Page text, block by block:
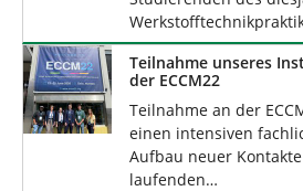
Teilnahme unseres
der ECCM22
Teilnahme an der
einen intensiven
Aufbau neuer
laufenden…